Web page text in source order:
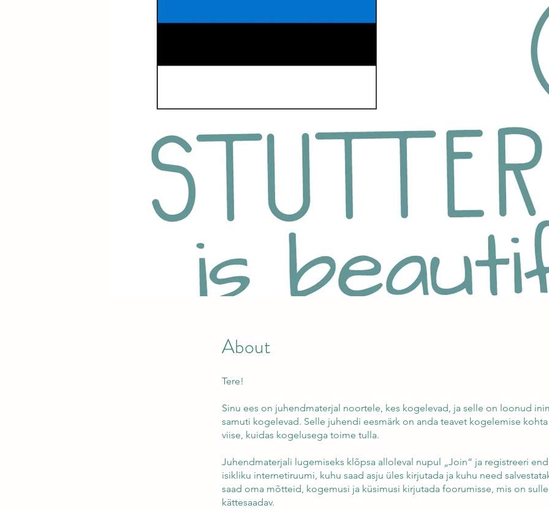
About
Tere!
Sinu ees on juhendmaterjal noortele, kes kogelevad, ja selle on loonud
samuti kogelevad. Selle juhendi eesmärk on anda teavet kogelemise
viise, kuidas kogelusega toime tulla.
Juhendmaterjali lugemiseks klõpsa alloleval nupul „Join“ ja registreeri
isikliku internetiruumi, kuhu saad asju üles kirjutada ja kuhu need
saad oma mõtteid, kogemusi ja küsimusi kirjutada foorumisse, mis on sulle
kättesaadav.